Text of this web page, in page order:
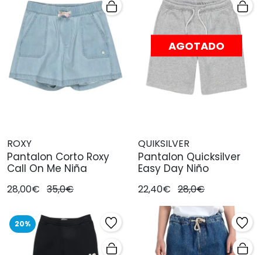
ROXY
Pantalon Corto Roxy
Call On Me Niña
28,00€ 35,0€
AGOTADO
QUIKSILVER
Pantalon Quicksilver
Easy Day Niño
22,40€ 28,0€
20%